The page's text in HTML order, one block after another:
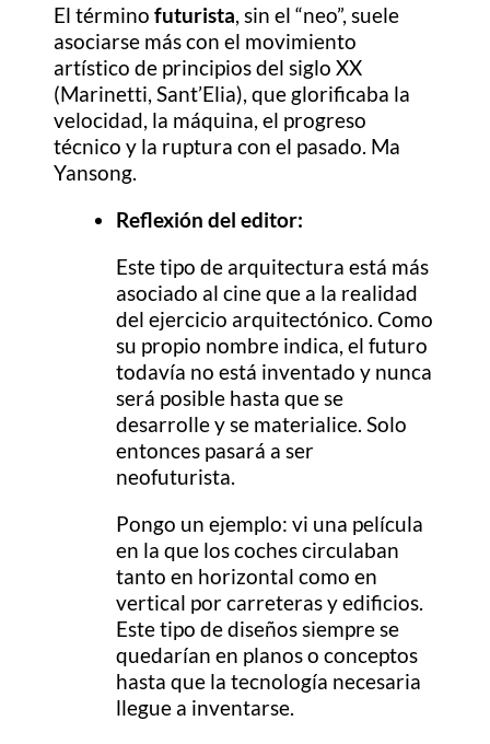
El términofuturista , sin el “neo”, suele
asociarse más con el movimiento
artístico de principios del siglo XX
(Marinetti, Sant’Elia), que glorificaba la
velocidad, la máquina, el progreso
técnico y la ruptura con el pasado. Ma
Yansong.
Reflexión del editor:
Este tipo de arquitectura está más
asociado al cine que a la realidad
del ejercicio arquitectónico. Como
su propio nombre indica, el futuro
todavía no está inventado y nunca
será posible hasta que se
desarrolle y se materialice. Solo
entonces pasará a ser
neofuturista.
Pongo un ejemplo: vi una película
en la que los coches circulaban
tanto en horizontal como en
vertical por carreteras y edificios.
Este tipo de diseños siempre se
quedarían en planos o conceptos
hasta que la tecnología necesaria
llegue a inventarse.